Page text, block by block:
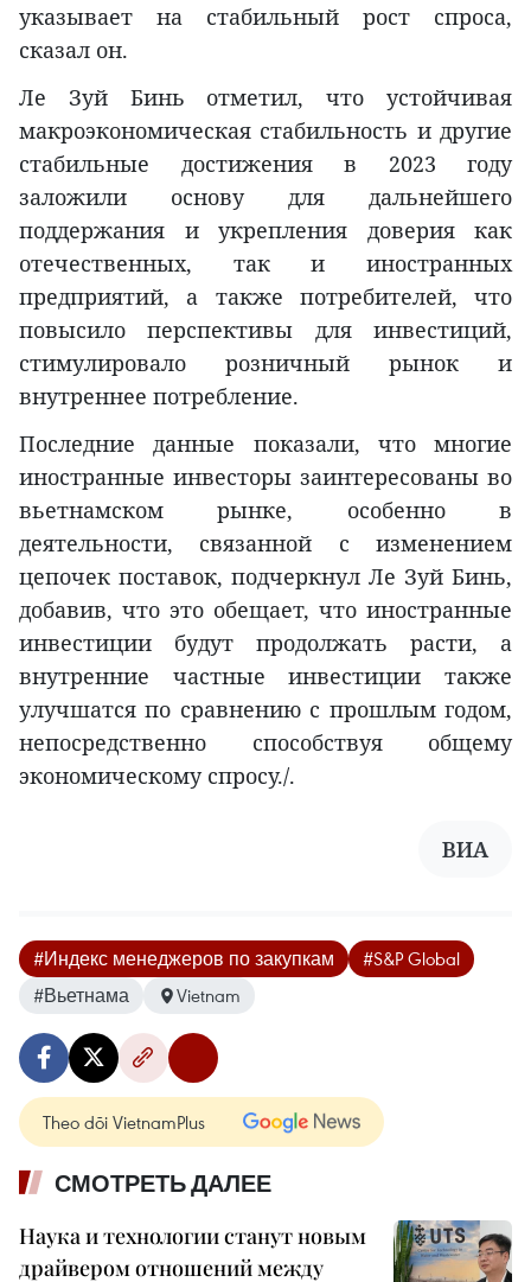
указывает на стабильный рост спроса,
сказал он.
Ле Зуй Бинь отметил, что устойчивая
макроэкономическая стабильность и другие
стабильные достижения в 2023 году
заложили основу для дальнейшего
поддержания и укрепления доверия как
отечественных, так и иностранных
предприятий, а также потребителей, что
повысило перспективы для инвестиций,
стимулировало розничный рынок и
внутреннее потребление.
Последние данные показали, что многие
иностранные инвесторы заинтересованы во
вьетнамском рынке, особенно в
деятельности, связанной с изменением
цепочек поставок, подчеркнул Ле Зуй Бинь,
добавив, что это обещает, что иностранные
инвестиции будут продолжать расти, а
внутренние частные инвестиции также
улучшатся по сравнению с прошлым годом,
непосредственно способствуя общему
экономическому спросу./.
ВИА
#Индекс менеджеров по закупкам
#S&P Global
#Вьетнама
Vietnam
Theo dõi VietnamPlus
СМОТРЕТЬ ДАЛЕЕ
Наука и технологии станут новым
драйвером отношений между